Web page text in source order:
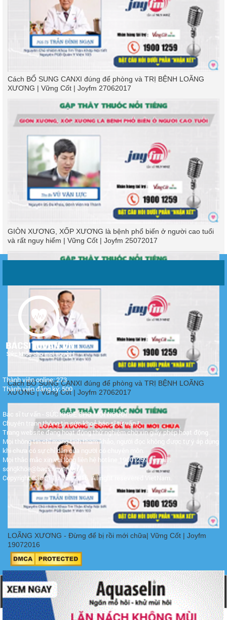
Cách BỔ SUNG CANXI đúng để phòng và TRỊ BỆNH LOÃNG
XƯƠNG | Vững Cốt | Joyfm 27062017
GIÒN XƯƠNG, XỐP XƯƠNG là bệnh phổ biến ở người cao tuổi
và rất nguy hiểm | Vững Cốt | Joyfm 25072017
Cách BỔ SUNG CANXI đúng để phòng và TRỊ BỆNH LOÃNG
XƯƠNG | Vững Cốt | Joyfm 27062017
LOÃNG XƯƠNG - Đừng để bị rồi mới chữa| Vững Cốt | Joyfm
19072016
Thành viên online: 273
Thành viên đăng ký: 500
Bác sĩ tư vấn - SỨC KHỎE CHO MỌI NGƯỜI
Chuyên trang thông tin sức khoẻ bác sĩ tư vấn !
Trang website đang hoạt động thử nghiệm chờ xin giấy phép hoạt động.
Mọi thông tin chỉ mang tính tham khảo, người đọc không được tự ý áp dụng
khi chưa có sự chỉ dẫn của người có chuyên môn.
Mọi thắc mắc xin vui lòng liên hệ hotline 19001259 - email :
songkhoe@bacsituvan.vn
Copyright Bác Sĩ Tư Vấn 2016. All right resevered VietNam.
CopyrightBác sĩ tư vấn- 2016 -2026. All rights
reserved.